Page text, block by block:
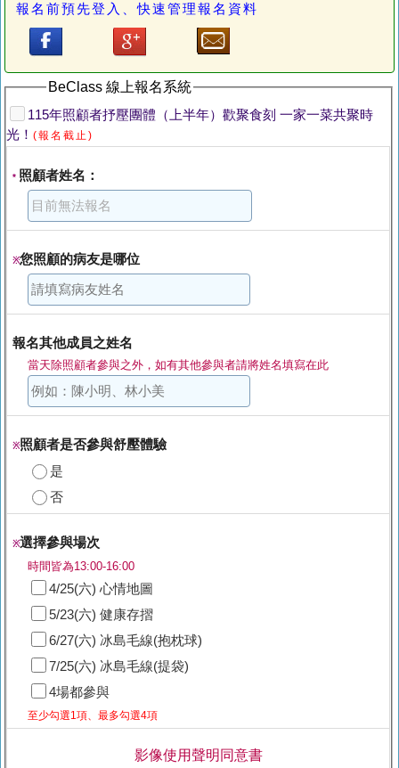
報名前預先登入、快速管理報名資料
BeClass 線上報名系統
115年照顧者抒壓團體（上半年）歡聚食刻 一家一菜共聚時
光！ (報名截止)
* 照顧者姓名：
※您照顧的病友是哪位
報名其他成員之姓名
當天除照顧者參與之外，如有其他參與者請將姓名填寫在此
※照顧者是否參與舒壓體驗
是
否
※選擇參與場次
時間皆為13:00-16:00
4/25(六) 心情地圖
5/23(六) 健康存摺
6/27(六) 冰島毛線(抱枕球)
7/25(六) 冰島毛線(提袋)
4場都參與
至少勾選1項、最多勾選4項
影像使用聲明同意書